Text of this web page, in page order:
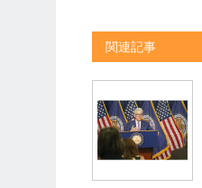
関連記事